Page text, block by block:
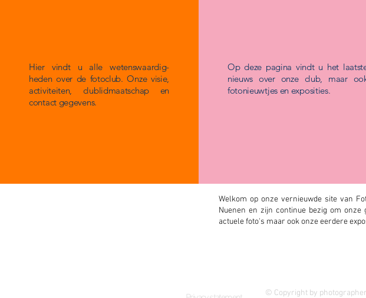
Hier vindt u alle wetenswaardig-
heden over de fotoclub. Onze visie,
activiteiten, clublidmaatschap en
contact gegevens.
Op deze pagina vindt u het
nieuws over onze club, maar
fotonieuwtjes en exposities.
Welkom op onze vernieuwde site van
Nuenen en zijn continue bezig om onze
actuele foto's maar ook onze eerdere
© Copyright by photographer
© Copyright by photographer